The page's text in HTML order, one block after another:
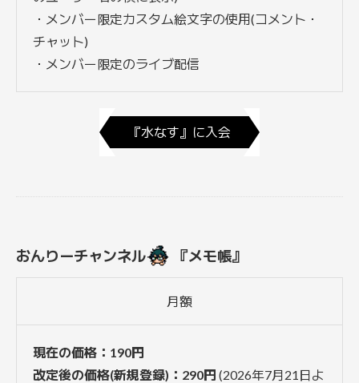
・メンバー限定カスタム絵文字の使用(コメント・
チャット)
・メンバー限定のライブ配信
『水なす』に入会
おんりーチャンネル 『メモ帳』
月額
現在の価格：190円
改定後の価格(新規登録)：290円 (2026年7月21日よ